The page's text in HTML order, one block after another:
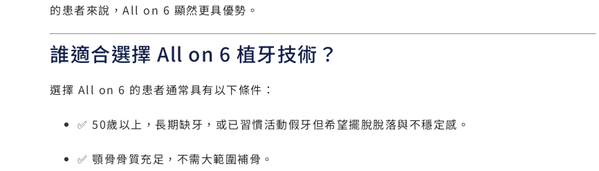
的患者來說，All on 6 顯然更具優勢。
誰適合選擇 All on 6 植牙技術？
選擇 All on 6 的患者通常具有以下條件：
✅ 50歲以上，長期缺牙，或已習慣活動假牙但希望擺脫脫落與不穩定感。
✅ 顎骨骨質充足，不需大範圍補骨。